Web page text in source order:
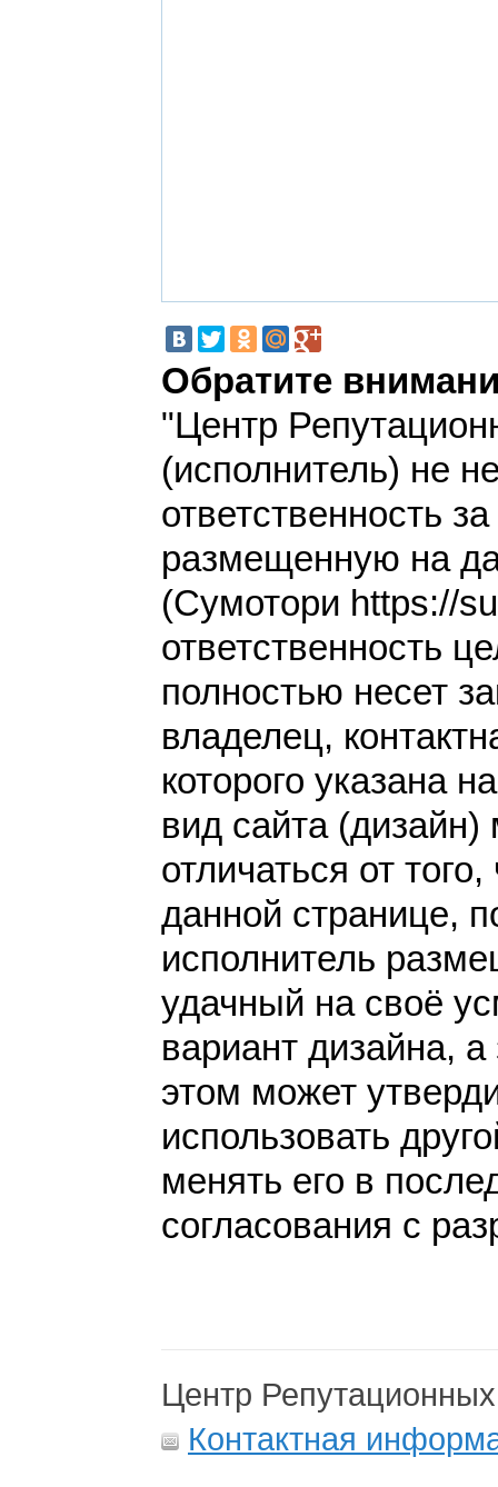
Обратите
"Центр
(исполнитель) не
ответственность
размещенную на
(Сумотори https://
ответственность
полностью несет
владелец,
которого указана
вид сайта (дизайн)
отличаться от
данной странице,
исполнитель
удачный на своё
вариант дизайна, а
этом может
использовать
менять его в
согласования с
Центр
Контактная